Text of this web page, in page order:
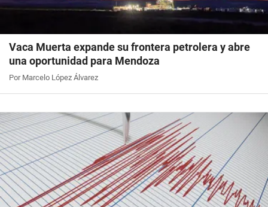
Vaca Muerta expande su frontera petrolera y abre
una oportunidad para Mendoza
Por Marcelo López Álvarez